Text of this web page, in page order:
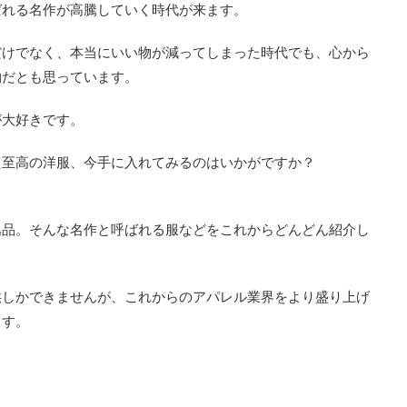
る名作が高騰していく時代が来ます。
でなく、本当にいい物が減ってしまった時代でも、心から
とも思っています。
好きです。
高の洋服、今手に入れてみるのはいかがですか？
。そんな名作と呼ばれる服などをこれからどんどん紹介し
かできませんが、これからのアパレル業界をより盛り上げ
。